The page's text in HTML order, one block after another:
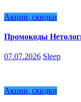
Акции, скидки
Промокоды
07.07.2026 Sleep
Акции, скидки